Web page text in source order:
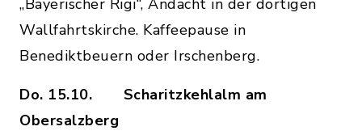
„Bayerischer Rigi“, Andacht in der dortigen
Wallfahrtskirche. Kaffeepause in
Benediktbeuern oder Irschenberg.
Do. 15.10. Scharitzkehlalm am
Obersalzberg